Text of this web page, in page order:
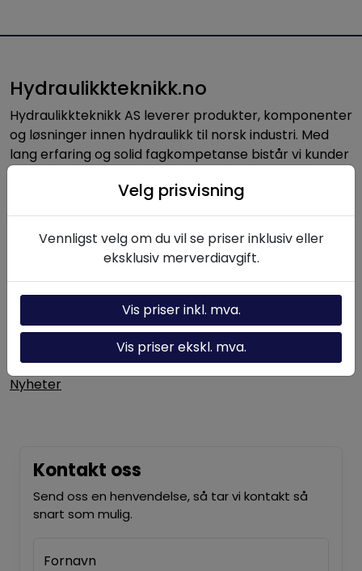
Hydraulikkteknikk.no
Hydraulikkteknikk AS leverer produkter, komponenter
og løsninger innen hydraulikk til norsk industri. Med
lang erfaring og solid fagkompetanse bistår vi kunder
hydrauliske systemer.
Nyttige linker
Hydraulikk-kalkulator
Om oss
Nyheter
Kontakt oss
Send oss en henvendelse, så tar vi kontakt så
snart som mulig.
Fornavn
Velg prisvisning
Vennligst velg om du vil se priser inklusiv eller
eksklusiv merverdiavgift.
Vis priser inkl. mva.
Vis priser ekskl. mva.